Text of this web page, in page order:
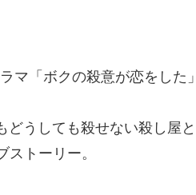
マ「ボクの殺意が恋をした
うしても殺せない殺し屋
トーリー。